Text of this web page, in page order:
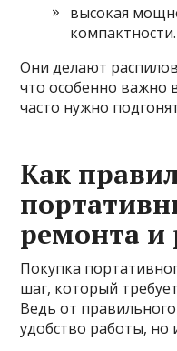
высокая
компактности.
Они делают
что особенно важно
часто нужно
Как
ремонта и
Покупка
шаг, который
Ведь от
удобство работы, но